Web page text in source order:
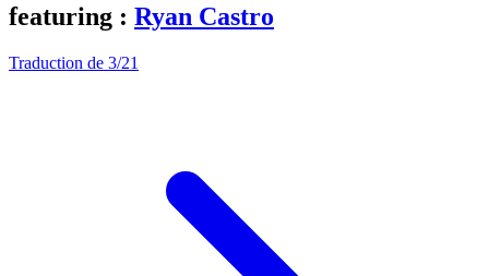
featuring : Ryan Castro
Traduction de 3/21